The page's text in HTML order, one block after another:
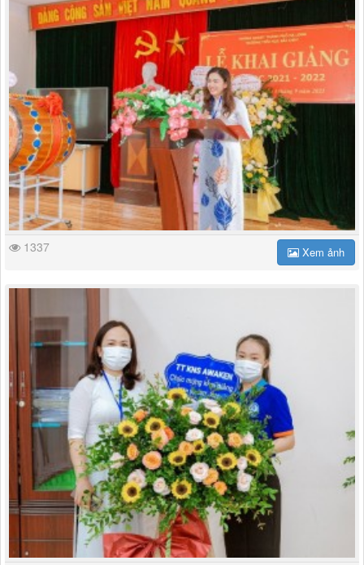
1337 Xem ảnh